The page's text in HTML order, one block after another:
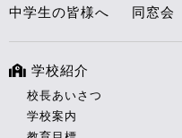
中学生の皆様へ
同窓会
学校紹介
校長あいさつ
学校案内